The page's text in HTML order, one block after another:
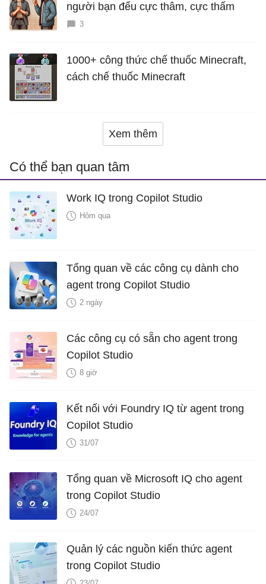
người bạn đểu cực thâm, cực thấm
3
1000+ công thức chế thuốc Minecraft,
cách chế thuốc Minecraft
Xem thêm
Có thể bạn quan tâm
Work IQ trong Copilot Studio
Hôm qua
Tổng quan về các công cụ dành cho
agent trong Copilot Studio
2 ngày
Các công cụ có sẵn cho agent trong
Copilot Studio
8 giờ
Kết nối với Foundry IQ từ agent trong
Copilot Studio
31/07
Tổng quan về Microsoft IQ cho agent
trong Copilot Studio
24/07
Quản lý các nguồn kiến ​​thức agent
trong Copilot Studio